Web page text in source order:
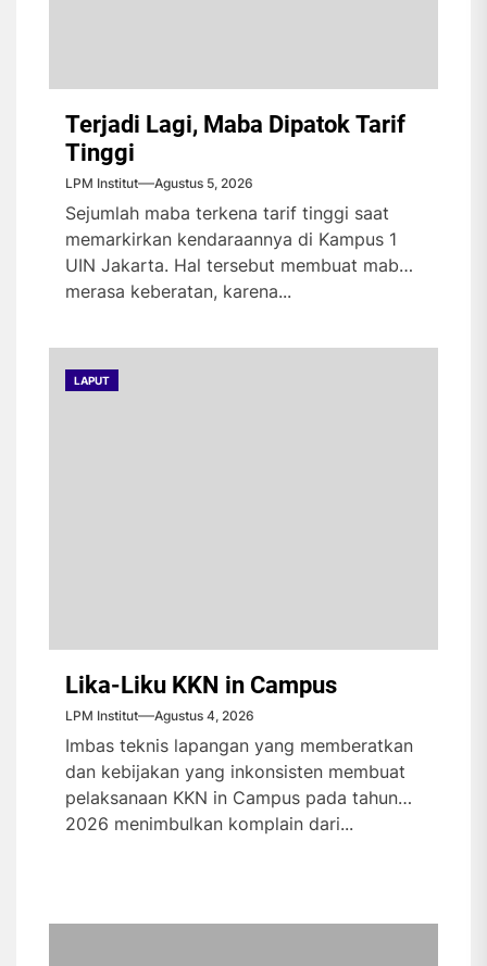
Terjadi Lagi, Maba Dipatok Tarif
Tinggi
LPM Institut Agustus 5, 2026
Sejumlah maba terkena tarif tinggi saat
memarkirkan kendaraannya di Kampus 1
UIN Jakarta. Hal tersebut membuat maba
merasa keberatan, karena...
LAPUT
Lika-Liku KKN in Campus
LPM Institut Agustus 4, 2026
Imbas teknis lapangan yang memberatkan
dan kebijakan yang inkonsisten membuat
pelaksanaan KKN in Campus pada tahun
2026 menimbulkan komplain dari...